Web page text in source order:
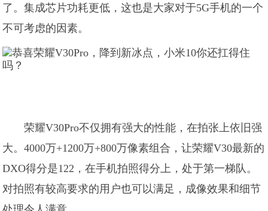
了。集成芯片功耗更低，这也是大家对于5G手机的一个
不可考虑的因素。
荣耀V30Pro不仅拥有强大的性能，在拍张上依旧强
大。4000万+1200万+800万像素组合，让荣耀V30最新的
DXO得分是122，在手机拍照得分上，处于第一梯队。
对拍照有较高要求的用户也可以满足，成像效果和细节